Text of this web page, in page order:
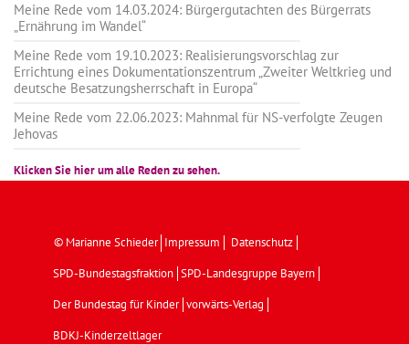
Meine Rede vom 14.03.2024: Bürgergutachten des Bürgerrats
„Ernährung im Wandel“
Meine Rede vom 19.10.2023: Realisierungsvorschlag zur
Errichtung eines Dokumentationszentrum „Zweiter Weltkrieg und
deutsche Besatzungsherrschaft in Europa“
Meine Rede vom 22.06.2023: Mahnmal für NS-verfolgte Zeugen
Jehovas
Klicken Sie hier um alle Reden zu sehen.
© Marianne Schieder Impressum Datenschutz
SPD-Bundestagsfraktion SPD-Landesgruppe Bayern
Der Bundestag für Kinder vorwärts-Verlag
BDKJ-Kinderzeltlager